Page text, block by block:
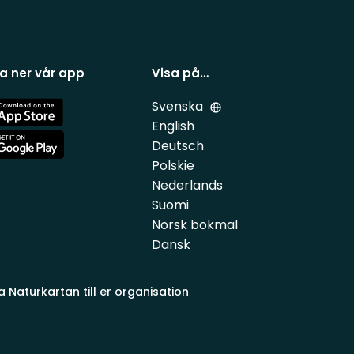
ner vår app Visa på…
Svenska
English
Deutsch
Polskie
Nederlands
Suomi
Norsk bokmal
Dansk
Naturkartan till er organisation